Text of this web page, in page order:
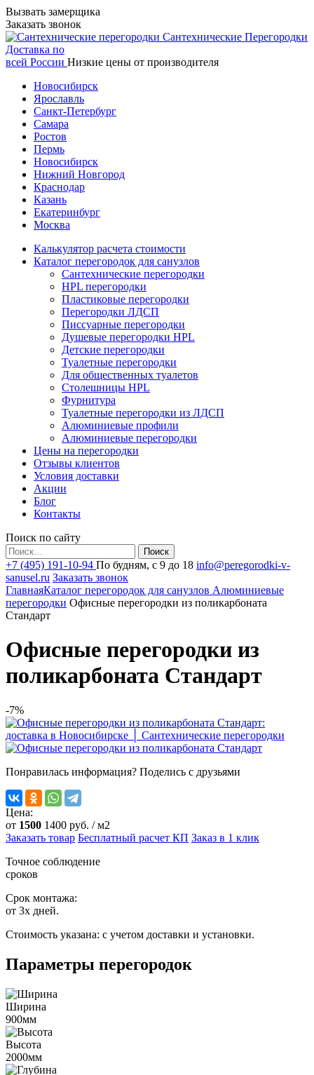
Вызвать замерщика
Заказать звонок
Сантехнические Перегородки
Доставка по
всей России Низкие цены от производителя
Новосибирск
Ярославль
Санкт-Петербург
Самара
Ростов
Пермь
Новосибирск
Нижний Новгород
Краснодар
Казань
Екатеринбург
Москва
Калькулятор расчета стоимости
Каталог перегородок для санузлов
Сантехнические перегородки
HPL перегородки
Пластиковые перегородки
Перегородки ЛДСП
Писсуарные перегородки
Душевые перегородки HPL
Детские перегородки
Туалетные перегородки
Для общественных туалетов
Столешницы HPL
Фурнитура
Туалетные перегородки из ЛДСП
Алюминиевые профили
Алюминиевые перегородки
Цены на перегородки
Отзывы клиентов
Условия доставки
Акции
Блог
Контакты
Поиск по сайту
Найти:
+7 (495) 191-10-94 По будням, с 9 до 18 info@peregorodki-v-
sanusel.ru Заказать звонок
ГлавнаяКаталог перегородок для санузлов Алюминиевые
перегородки Офисные перегородки из поликарбоната
Стандарт
Офисные перегородки из
поликарбоната Стандарт
-7%
Понравилась информация? Поделись с друзьями
Цена:
от 1500 1400 руб. / м2
Заказать товар Бесплатный расчет КП Заказ в 1 клик
Точное соблюдение
сроков
Срок монтажа:
от 3х дней.
Стоимость указана: с учетом доставки и установки.
Параметры перегородок
Ширина
900мм
Высота
2000мм